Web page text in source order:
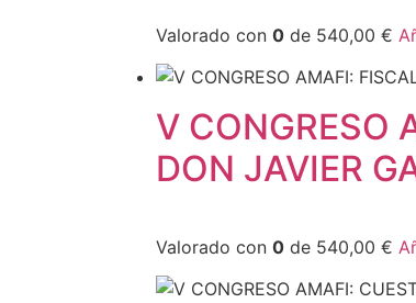
Valorado con 0 de 540,00 €
V CONGRESO
DON JAVIER
Valorado con 0 de 540,00 €